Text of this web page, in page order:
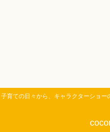
子育ての日々から、キャラクターショー